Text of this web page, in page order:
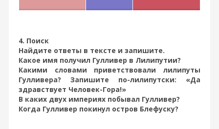
4. Поиск
Найдите ответы в тексте и запишите.
Какое имя получил Гулливер в Лилипутии?
Какими словами приветствовали лилипуты
Гулливера? Запишите по-лилипутски: «Да
здравствует Человек-Гора!»
В каких двух империях побывал Гулливер?
Когда Гулливер покинул остров Блефуску?